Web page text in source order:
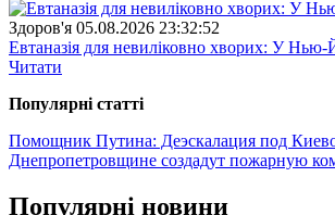
Здоров'я 05.08.2026 23:32:52
Евтаназія для невиліковно хворих: У
Читати
Популярнi статтi
Помощник Путина: Деэскалация под
Днепропетровщине создадут пожарную
Популярнi новини